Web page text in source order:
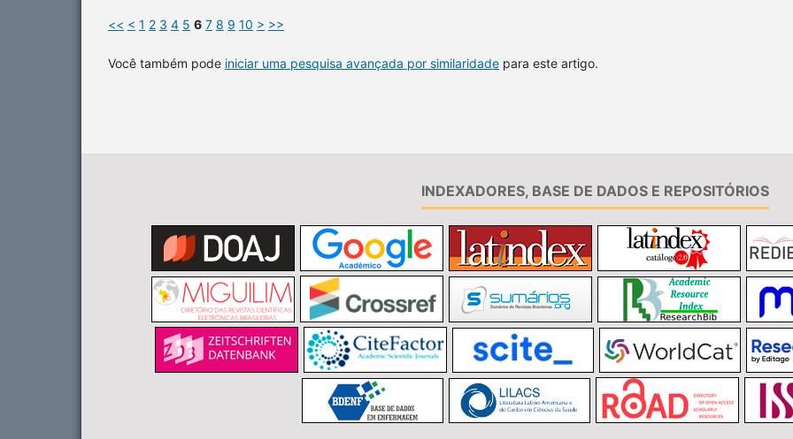
<< < 1 2 3 4 5 6 7 8 9 10 > >>
Você também pode iniciar uma pesquisa avançada por similaridade para este artigo.
INDEXADORES, BASE DE DADOS E REPOSITÓRIOS